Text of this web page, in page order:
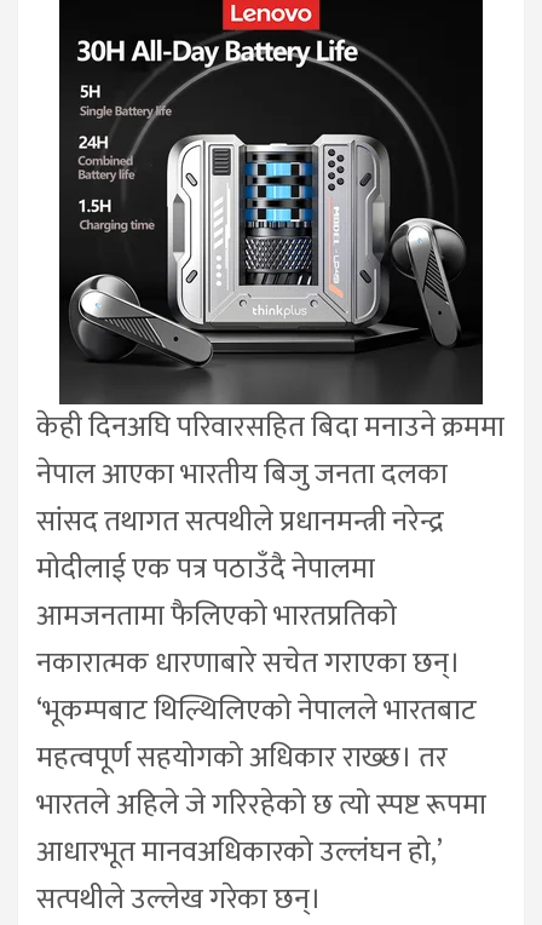
केही दिनअघि परिवारसहित बिदा मनाउने क्रममा
नेपाल आएका भारतीय बिजु जनता दलका
सांसद तथागत सत्पथीले प्रधानमन्त्री नरेन्द्र
मोदीलाई एक पत्र पठाउँदै नेपालमा
आमजनतामा फैलिएको भारतप्रतिको
नकारात्मक धारणाबारे सचेत गराएका छन्।
‘भूकम्पबाट थिल्थिलिएको नेपालले भारतबाट
महत्वपूर्ण सहयोगको अधिकार राख्छ। तर
भारतले अहिले जे गरिरहेको छ त्यो स्पष्ट रूपमा
आधारभूत मानवअधिकारको उल्लंघन हो,’
सत्पथीले उल्लेख गरेका छन्।